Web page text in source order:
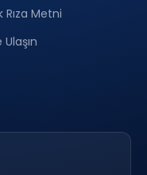
Rıza Metni
Ulaşın